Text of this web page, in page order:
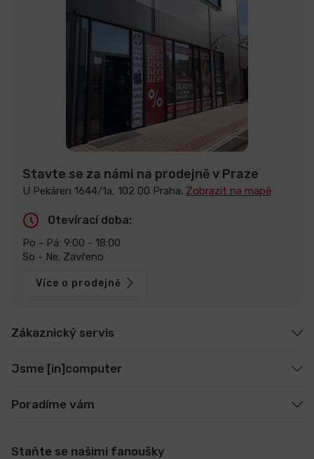
Stavte se za námi na prodejně v Praze
U Pekáren 1644/1a, 102 00 Praha. Zobrazit na mapě
Otevírací doba:
Po - Pá: 9:00 - 18:00
So - Ne: Zavřeno
Více o prodejně
Zákaznický servis
Jsme [in]computer
Poradíme vám
Staňte se našimi fanoušky